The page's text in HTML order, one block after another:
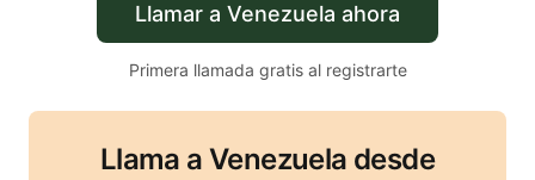
Llamar a Venezuela ahora
Primera llamada gratis al registrarte
Llama a Venezuela desde